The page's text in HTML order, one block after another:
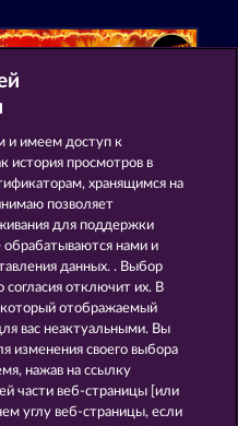
RHFP
Mighty 40
и имеем доступ к
история просмотров в
хранящимся на
позволяет
для поддержки
нами и
данных. . Выбор
отключит их. В
отображаемый
вас неактуальными. Вы
изменения своего выбора
нажав на ссылку
части веб-страницы [или
углу веб-страницы, если